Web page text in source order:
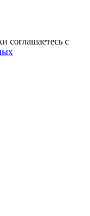
соглашаетесь с